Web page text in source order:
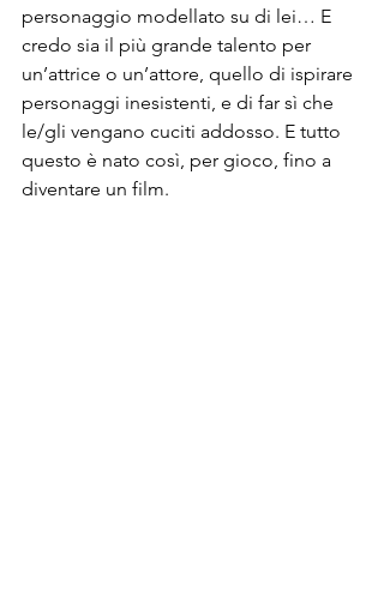
personaggio modellato su di lei… E
credo sia il più grande talento per
un’attrice o un’attore, quello di ispirare
personaggi inesistenti, e di far sì che
le/gli vengano cuciti addosso. E tutto
questo è nato così, per gioco, fino a
diventare un film.